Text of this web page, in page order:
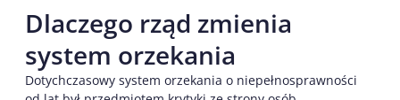
Dlaczego rząd zmienia
system orzekania
Dotychczasowy system orzekania o niepełnosprawności